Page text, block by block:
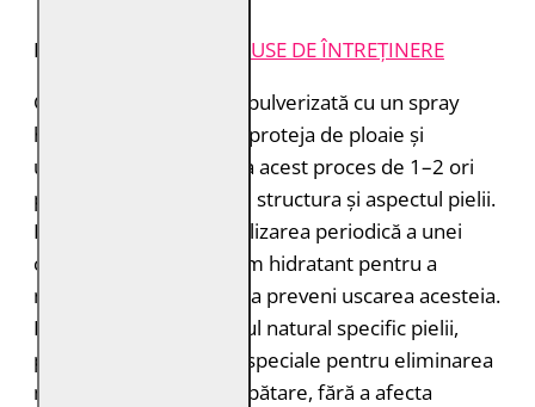
INSTRUCȚIUNI ȘI
PRODUSE DE ÎNTREȚINERE
Geaca de piele trebuie pulverizată cu un spray
hidroizolant pentru a o proteja de ploaie și
umiditate. Puteți repeta acest proces de 1–2 ori
pe an pentru a menține structura și aspectul pielii.
Este recomandată și utilizarea periodică a unei
creme sau a unui balsam hidratant pentru a
menține pielea suplă și a preveni uscarea acesteia.
Dacă nu vă place mirosul natural specific pielii,
puteți folosi sprayurile speciale pentru eliminarea
mirosurilor și reîmprospătare, fără a afecta